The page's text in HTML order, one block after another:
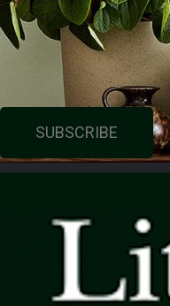
SUBSCRIBE